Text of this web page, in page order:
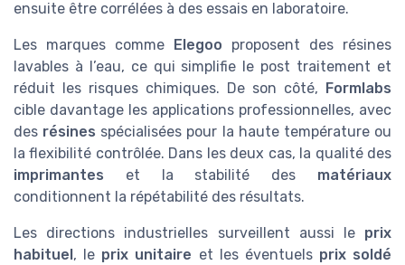
ensuite être corrélées à des essais en laboratoire.
Les marques comme Elegoo proposent des résines
lavables à l’eau, ce qui simplifie le post traitement et
réduit les risques chimiques. De son côté,
Formlabs
cible davantage les applications professionnelles, avec
des résines spécialisées pour la haute température ou
la flexibilité contrôlée. Dans les deux cas, la qualité des
imprimantes et la stabilité des matériaux
conditionnent la répétabilité des résultats.
Les directions industrielles surveillent aussi le prix
habituel , le prix unitaire et les éventuels prix soldé